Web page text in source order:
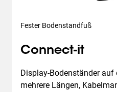
Fester Bodenstandfuß
Connect-it
Display-Bodenständer
mehrere Längen,